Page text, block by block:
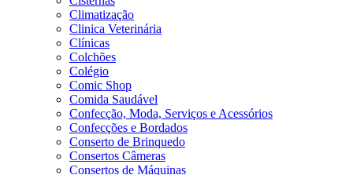
Climatização
Clinica Veterinária
Clínicas
Colchões
Colégio
Comic Shop
Comida Saudável
Confecção, Moda, Serviços e Acessórios
Confecções e Bordados
Conserto de Brinquedo
Consertos Câmeras
Consertos de Máquinas